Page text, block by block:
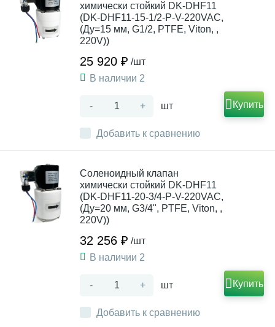
Добавить к сравнению
химически стойкий DK-DHF11
(DK-DHF11-15-1/2-P-V-220VAC,
(Ду=15 мм, G1/2, PTFE, Viton, ,
220V))
25 920 ₽ /шт
В наличии 2
- + шт Купить
Добавить к сравнению
Соленоидный клапан
химически стойкий DK-DHF11
(DK-DHF11-20-3/4-P-V-220VAC,
(Ду=20 мм, G3/4", PTFE, Viton, ,
220V))
32 256 ₽ /шт
В наличии 2
- + шт Купить